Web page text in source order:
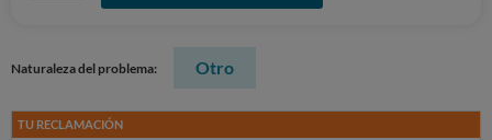
Naturaleza del problema: Otro
TU RECLAMACIÓN